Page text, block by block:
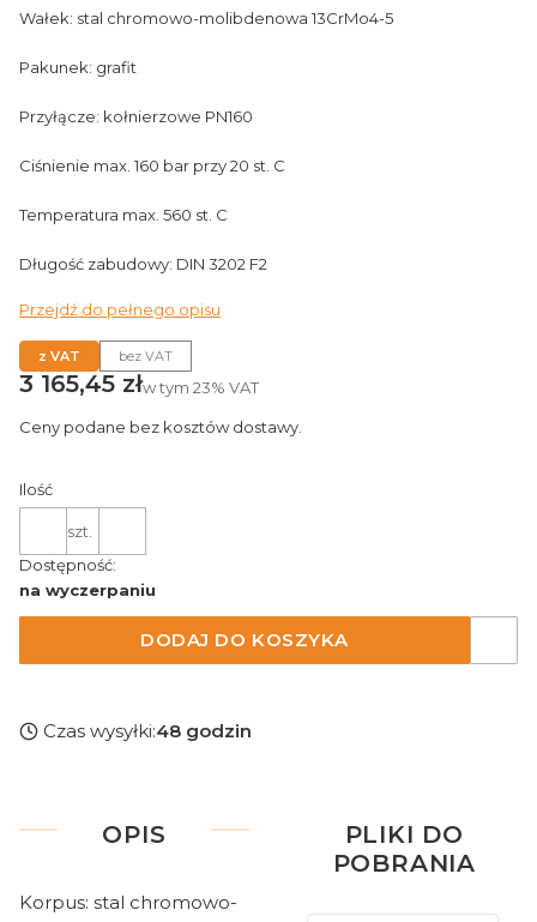
Wałek: stal chromowo-molibdenowa 13CrMo4-5
Pakunek: grafit
Przyłącze: kołnierzowe PN160
Ciśnienie max. 160 bar przy 20 st. C
Temperatura max. 560 st. C
Długość zabudowy: DIN 3202 F2
Przejdź do pełnego opisu
z VAT bez VAT
Cena
3 165,45 złw tym 23% VAT
Ceny podane bez kosztów dostawy.
Ilość
szt.
Dostępność:
na wyczerpaniu
DODAJ DO KOSZYKA
Czas wysyłki:48 godzin
OPIS
Korpus: stal chromowo-
PLIKI DO
POBRANIA